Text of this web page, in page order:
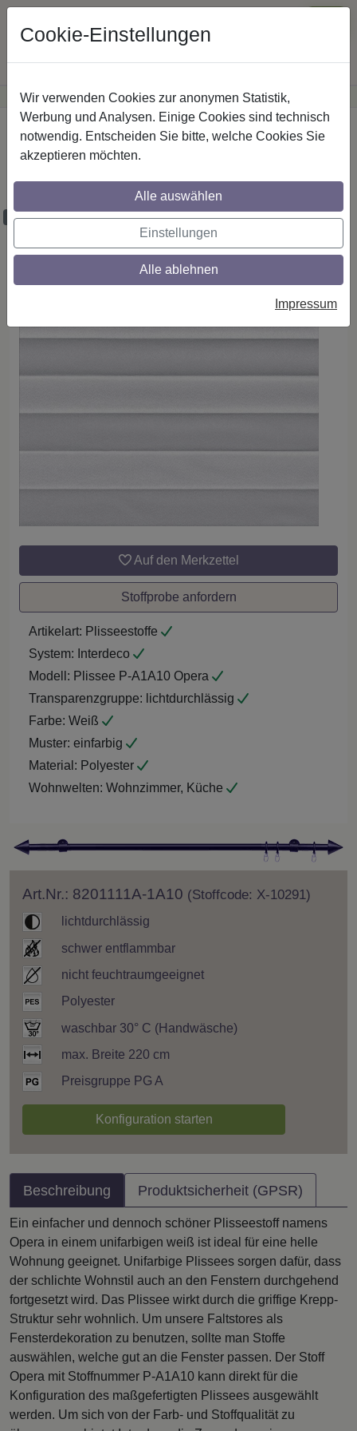
Günstige Versandkosteninnerhalb Österreichs· Sichere Zahlung
Startseite Plissee - Faltstores Plisseestoffe
Plisseestoff - Dessin P-A1A10 Opera
lichtdurchlässig PG A
Proben bestellbar
Auf den Merkzettel
Stoffprobe anfordern
Artikelart: Plisseestoffe
System: Interdeco
Modell: Plissee P-A1A10 Opera
Transparenzgruppe: lichtdurchlässig
Farbe: Weiß
Muster: einfarbig
Material: Polyester
Wohnwelten: Wohnzimmer, Küche
Art.Nr.: 8201111A-1A10 (Stoffcode: X-10291)
lichtdurchlässig
schwer entflammbar
nicht feuchtraumgeeignet
Polyester
waschbar 30° C (Handwäsche)
max. Breite 220 cm
Preisgruppe PG A
Konfiguration starten
Beschreibung Produktsicherheit (GPSR)
Ein einfacher und dennoch schöner Plisseestoff namens
Opera in einem unifarbigen weiß ist ideal für eine helle
Wohnung geeignet. Unifarbige Plissees sorgen dafür, dass
der schlichte Wohnstil auch an den Fenstern durchgehend
fortgesetzt wird. Das Plissee wirkt durch die griffige Krepp-
Struktur sehr wohnlich. Um unsere Faltstores als
Fensterdekoration zu benutzen, sollte man Stoffe
auswählen, welche gut an die Fenster passen. Der Stoff
Opera mit Stoffnummer P-A1A10 kann direkt für die
Konfiguration des maßgefertigten Plissees ausgewählt
werden. Um sich von der Farb- und Stoffqualität zu
Cookie-Einstellungen
Wir verwenden Cookies zur anonymen Statistik,
Werbung und Analysen. Einige Cookies sind technisch
notwendig. Entscheiden Sie bitte, welche Cookies Sie
akzeptieren möchten.
Alle auswählen
Einstellungen
Alle ablehnen
Impressum